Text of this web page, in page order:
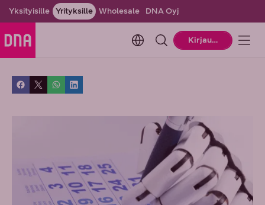
Yksityisille Yrityksille Wholesale DNA Oyj
Change language. Current
Kirjaudu